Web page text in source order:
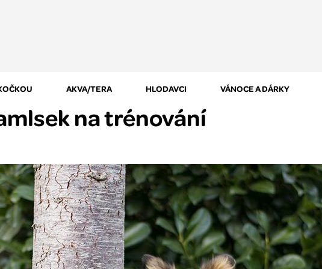
AKVA/TERA HLODAVCI VÁNOCE A DÁRKY
na trénování